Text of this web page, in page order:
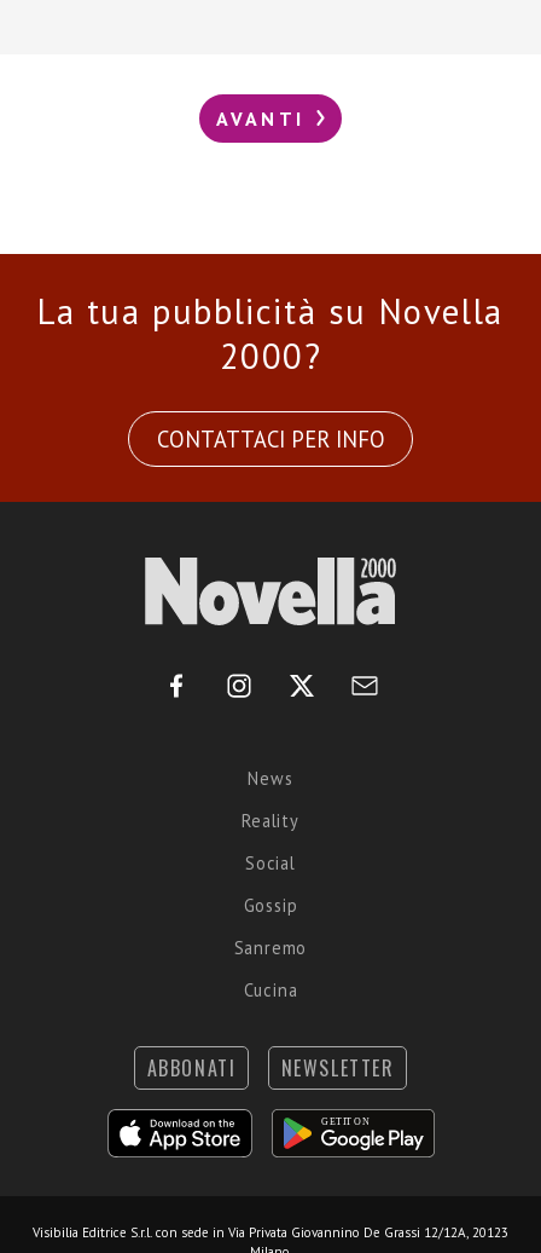
AVANTI
La tua pubblicità su Novella
2000?
CONTATTACI PER INFO
News
Reality
Social
Gossip
Sanremo
Cucina
ABBONATI NEWSLETTER
Visibilia Editrice S.r.l. con sede in Via Privata Giovannino De Grassi 12/12A, 20123